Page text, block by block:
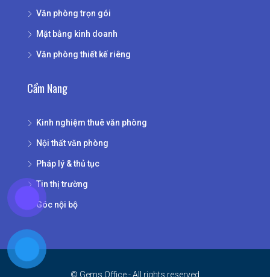
Văn phòng trọn gói
Mặt bằng kinh doanh
Văn phòng thiết kế riêng
Cẩm Nang
Kinh nghiệm thuê văn phòng
Nội thất văn phòng
Pháp lý & thủ tục
Tin thị trường
Góc nội bộ
© Gems Office - All rights reserved